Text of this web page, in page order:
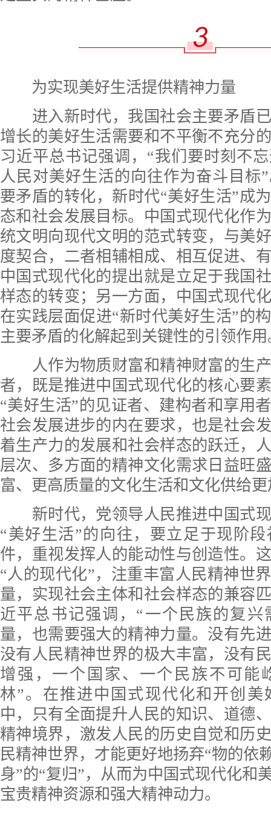
为实现美好生活提供精神力量
进入新时代，我国社会主要矛盾已
增长的美好生活需要和不平衡不充分
习近平总书记强调，“我们要时刻不
人民对美好生活的向往作为奋斗目标
要矛盾的转化，新时代“美好生活”成
态和社会发展目标。中国式现代化作
统文明向现代文明的范式转变，与美
度契合，二者相辅相成、相互促进、
中国式现代化的提出就是立足于我国
样态的转变；另一方面，中国式现代
在实践层面促进“新时代美好生活”的
主要矛盾的化解起到关键性的引领作用
人作为物质财富和精神财富的生产
者，既是推进中国式现代化的核心要
“美好生活”的见证者、建构者和享用
社会发展进步的内在要求，也是社会
着生产力的发展和社会样态的跃迁，
层次、多方面的精神文化需求日益旺
富、更高质量的文化生活和文化供给
新时代，党领导人民推进中国式现
“美好生活”的向往，要立足于现阶
件，重视发挥人的能动性与创造性。
“人的现代化”，注重丰富人民精神世
量，实现社会主体和社会样态的兼容
近平总书记强调，“一个民族的复兴
量，也需要强大的精神力量。没有先
没有人民精神世界的极大丰富，没有
增强，一个国家、一个民族不可能
林”。在推进中国式现代化和开创美
中，只有全面提升人民的知识、道德
精神境界，激发人民的历史自觉和历
民精神世界，才能更好地扬弃“物的依
身”的“复归”，从而为中国式现代化和
宝贵精神资源和强大精神动力。